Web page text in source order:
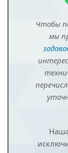
Чтобы
мы